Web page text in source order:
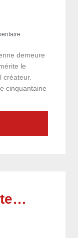
demeure
le
créateur.
cinquantaine